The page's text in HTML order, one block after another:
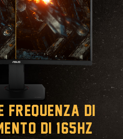
frequenza di
di 165Hz*